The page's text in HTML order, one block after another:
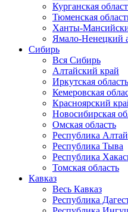
Курганская
Тюменская
Ханты-
Ямало-Ненецкий
Сибирь
Вся Сибирь
Алтайский край
Иркутская область
Кемеровская
Красноярский
Новосибирская
Омская область
Республика Алтай
Республика Тыва
Республика
Томская область
Кавказ
Весь Кавказ
Республика